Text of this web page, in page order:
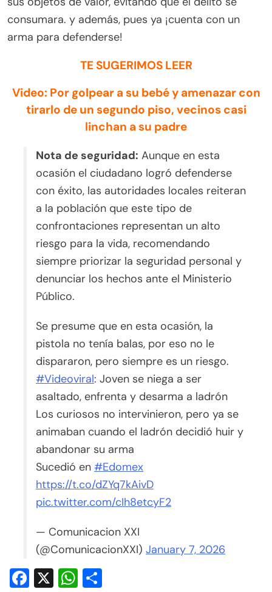
consumara. y además, pues ya ¡cuenta con un
arma para defenderse!
TE SUGERIMOS LEER
Video: Por golpear a su bebé y amenazar con
tirarlo de un segundo piso, vecinos casi
linchan a su padre
Nota de seguridad: Aunque en esta
ocasión el ciudadano logró defenderse
con éxito, las autoridades locales reiteran
a la población que este tipo de
confrontaciones representan un alto
riesgo para la vida, recomendando
siempre priorizar la seguridad personal y
denunciar los hechos ante el Ministerio
Público.
Se presume que en esta ocasión, la
pistola no tenía balas, por eso no le
dispararon, pero siempre es un riesgo.
#Videoviral: Joven se niega a ser
asaltado, enfrenta y desarma a ladrón
Los curiosos no intervinieron, pero ya se
animaban cuando el ladrón decidió huir y
abandonar su arma
Sucedió en #Edomex
https://t.co/dZYq7kAivD
pic.twitter.com/cIh8etcyF2
— Comunicacion XXI
(@ComunicacionXXI) January 7, 2026
Facebook
X WhatsApp